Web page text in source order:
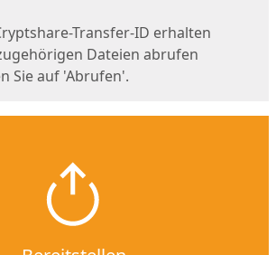
Transfer-ID erhalten
Dateien abrufen
Sie auf 'Abrufen'.